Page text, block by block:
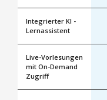
Integrierter KI -
Lernassistent
Live-Vorlesungen
mit On-Demand
Zugriff